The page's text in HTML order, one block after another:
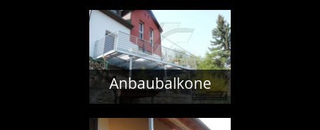
Anbaubalkone